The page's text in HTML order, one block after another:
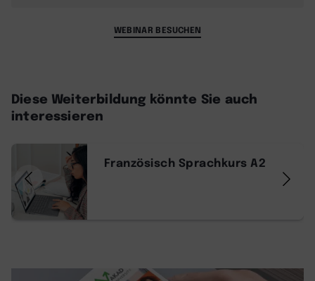
WEBINAR BESUCHEN
Diese Weiterbildung könnte Sie auch
interessieren
Französisch Sprachkurs A2